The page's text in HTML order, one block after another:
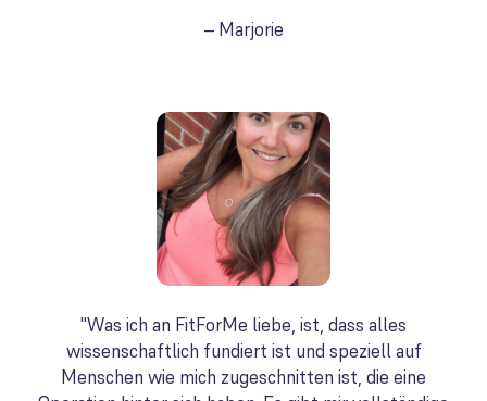
– Marjorie
"Was ich an FitForMe liebe, ist, dass alles
wissenschaftlich fundiert ist und speziell auf
Menschen wie mich zugeschnitten ist, die eine